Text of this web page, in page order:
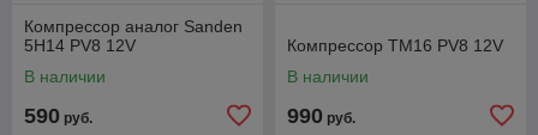
Компрессор аналог Sanden
5H14 PV8 12V
В наличии
590 руб.
Компрессор TM16 PV8 12V
В наличии
990 руб.